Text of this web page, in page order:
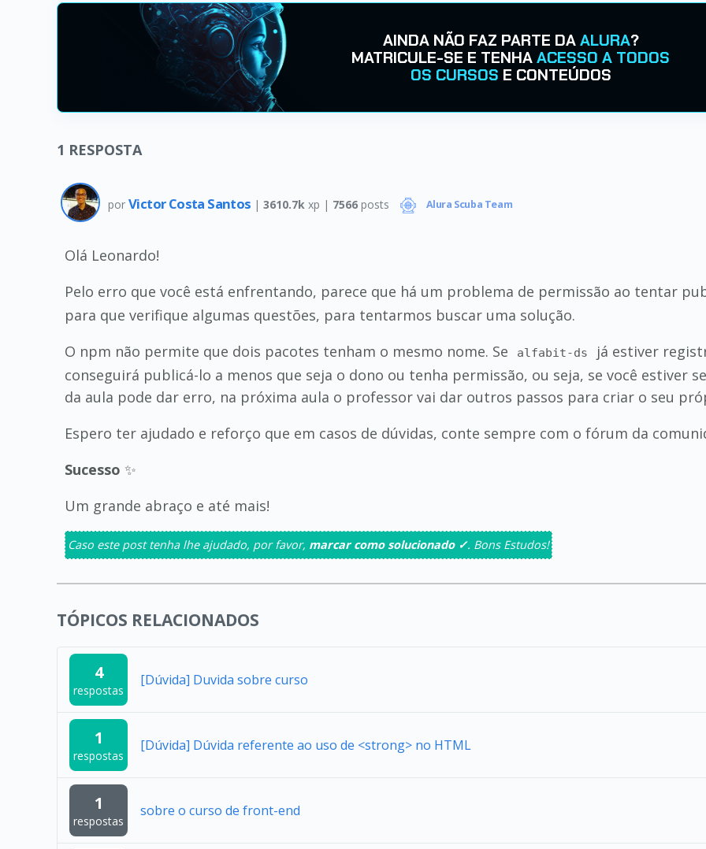
AINDA NÃO FAZ PARTE DAALURA?
MATRICULE-SE E TENHAACESSO A TODOS
OS CURSOS E CONTEÚDOS
1 RESPOSTA
por Victor Costa Santos | 3610.7k xp | 7566 posts Alura Scuba Team
Olá Leonardo!
Pelo erro que você está enfrentando, parece que há um problema de permissão ao tentar
para que verifique algumas questões, para tentarmos buscar uma solução.
O npm não permite que dois pacotes tenham o mesmo nome. Se
alfabit-ds
já estiver
conseguirá publicá-lo a menos que seja o dono ou tenha permissão, ou seja, se você estiver
da aula pode dar erro, na próxima aula o professor vai dar outros passos para criar o seu
Espero ter ajudado e reforço que em casos de dúvidas, conte sempre com o fórum da
Sucesso ✨
Um grande abraço e até mais!
Caso este post tenha lhe ajudado, por favor, marcar como solucionado ✓. Bons Estudos!
TÓPICOS RELACIONADOS
4
respostas
[Dúvida] Duvida sobre curso
1
respostas
[Dúvida] Dúvida referente ao uso de <strong> no HTML
1
respostas
sobre o curso de front-end